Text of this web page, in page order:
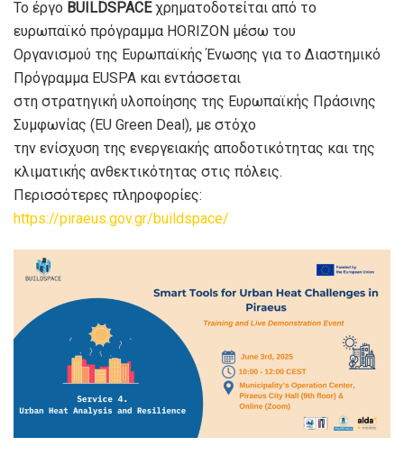
Το έργο BUILDSPACEχρηματοδοτείται από το
ευρωπαϊκό πρόγραμμα HORIZON μέσω του
Οργανισμού της Ευρωπαϊκής Ένωσης για το Διαστημικό
Πρόγραμμα EUSPA και εντάσσεται
στη στρατηγική υλοποίησης της Ευρωπαϊκής Πράσινης
Συμφωνίας (EU Green Deal), με στόχο
την ενίσχυση της ενεργειακής αποδοτικότητας και της
κλιματικής ανθεκτικότητας στις πόλεις.
Περισσότερες πληροφορίες:
https://piraeus.gov.gr/buildspace/